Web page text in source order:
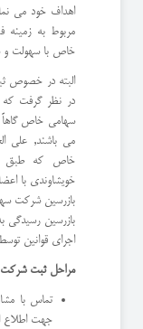
اهداف خود می
مربوط به
خاص با سهولت و
البته در خصوص
در نظر گرفت که
سهامی خاص گاهاً
می باشند, علی
خویشاوندی با
بازرسین شرکت
بازرسین رسیدگی
اجرای قوانین
مراحل ثبت شرکت
تماس با
جهت اطلاع